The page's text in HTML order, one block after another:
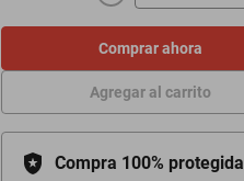
Comprar ahora
Agregar al carrito
Compra 100% protegida